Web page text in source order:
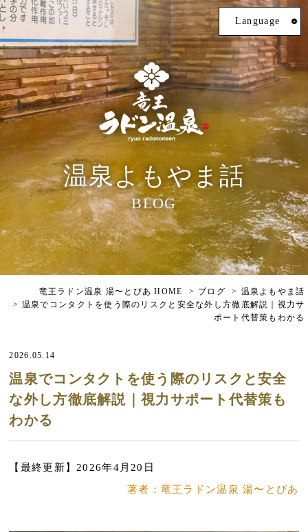
温泉よもやま話
BLOG
Language
竜王ラドン温泉 湯〜とぴあ HOME ブログ
温泉よもやま話
温泉でコンタクトを使う際のリスクと安全な外し方徹底解説｜視力サ
ポート代替策もわかる
2026.05.14
温泉でコンタクトを使う際のリスクと安全
な外し方徹底解説｜視力サポート代替策も
わかる
【最終更新】2026年4月20日
著者：竜王ラドン温泉 湯〜とぴあ